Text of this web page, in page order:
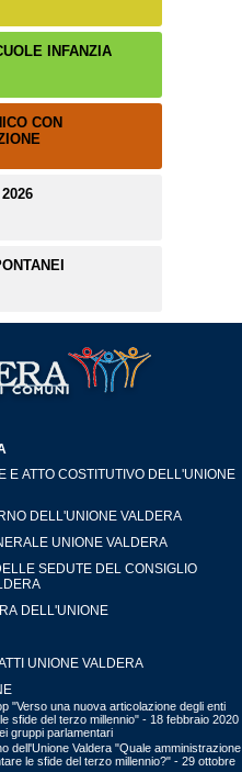
INFANZIA
CON
E ATTO COSTITUTIVO DELL'UNIONE
DELL'UNIONE VALDERA
UNIONE VALDERA
SEDUTE DEL CONSIGLIO
DELL'UNIONE
UNIONE VALDERA
"Verso una nuova articolazione degli enti
sfide del terzo millennio" - 18 febbraio 2020
gruppi parlamentari
dell'Unione Valdera "Quale amministrazione
le sfide del terzo millennio?" - 29 ottobre